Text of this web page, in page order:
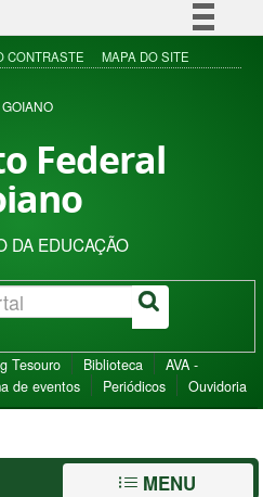
Simplifique!
Acesso à informação
CONTRASTE MAPA DO SITE
GOIANO
Federal
DA EDUCAÇÃO
Tesouro Biblioteca
AVA -
de eventos Periódicos Ouvidoria
MENU